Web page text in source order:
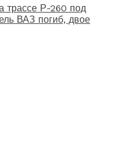
трассе Р-260 под
ВАЗ погиб, двое